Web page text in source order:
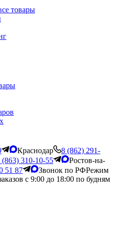
товары
Краснодар
8 (862) 291-
(863) 310-10-55
Ростов-на-
51 87 Звонок по РФРежим
с 9:00 до 18:00 по будням